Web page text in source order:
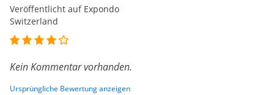
Veröffentlicht auf Expondo
Switzerland
Kein Kommentar vorhanden.
Ursprüngliche Bewertung anzeigen